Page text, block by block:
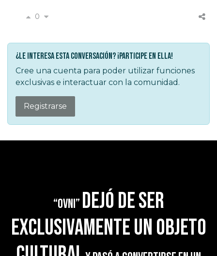
0
¿Le interesa esta conversación? ¡Participe en ella!
Cree una cuenta para poder utilizar funciones
exclusivas e interactuar con la comunidad.
Registrarse
“OVNI” dejó de ser
exclusivamente un objeto